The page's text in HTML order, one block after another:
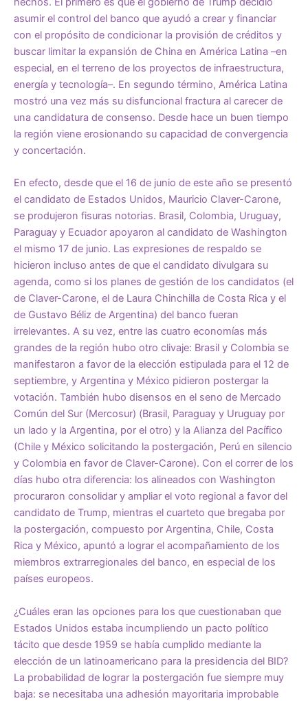
asumir el control del banco que ayudó a crear y financiar
con el propósito de condicionar la provisión de créditos y
buscar limitar la expansión de China en América Latina –en
especial, en el terreno de los proyectos de infraestructura,
energía y tecnología–. En segundo término, América Latina
mostró una vez más su disfuncional fractura al carecer de
una candidatura de consenso. Desde hace un buen tiempo
la región viene erosionando su capacidad de convergencia
y concertación.
En efecto, desde que el 16 de junio de este año se presentó
el candidato de Estados Unidos, Mauricio Claver-Carone,
se produjeron fisuras notorias. Brasil, Colombia, Uruguay,
Paraguay y Ecuador apoyaron al candidato de Washington
el mismo 17 de junio. Las expresiones de respaldo se
hicieron incluso antes de que el candidato divulgara su
agenda, como si los planes de gestión de los candidatos (el
de Claver-Carone, el de Laura Chinchilla de Costa Rica y el
de Gustavo Béliz de Argentina) del banco fueran
irrelevantes. A su vez, entre las cuatro economías más
grandes de la región hubo otro clivaje: Brasil y Colombia se
manifestaron a favor de la elección estipulada para el 12 de
septiembre, y Argentina y México pidieron postergar la
votación. También hubo disensos en el seno de Mercado
Común del Sur (Mercosur) (Brasil, Paraguay y Uruguay por
un lado y la Argentina, por el otro) y la Alianza del Pacífico
(Chile y México solicitando la postergación, Perú en silencio
y Colombia en favor de Claver-Carone). Con el correr de los
días hubo otra diferencia: los alineados con Washington
procuraron consolidar y ampliar el voto regional a favor del
candidato de Trump, mientras el cuarteto que bregaba por
la postergación, compuesto por Argentina, Chile, Costa
Rica y México, apuntó a lograr el acompañamiento de los
miembros extrarregionales del banco, en especial de los
países europeos.
¿Cuáles eran las opciones para los que cuestionaban que
Estados Unidos estaba incumpliendo un pacto político
tácito que desde 1959 se había cumplido mediante la
elección de un latinoamericano para la presidencia del BID?
La probabilidad de lograr la postergación fue siempre muy
baja: se necesitaba una adhesión mayoritaria improbable